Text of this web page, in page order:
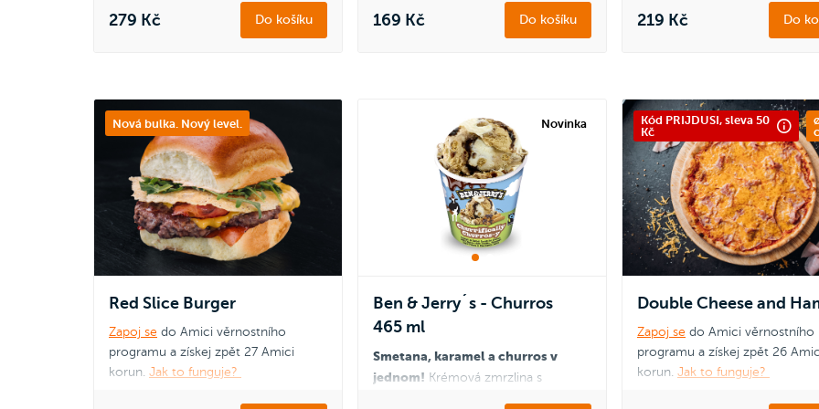
279 Kč Do košíku 169 Kč Do košíku
hranaté bulce.
219 Kč Do
Nová bulka. Nový level.
Red Slice Burger
Zapoj se do Amici věrnostního
programu a získej zpět 27 Amici
korun. Jak to funguje?
Novinka
Ben & Jerry´s - Churros
465 ml
Smetana, karamel a churros v
jednom! Krémová zmrzlina s
Kód PRIJDUSI, sleva 50
Kč
Double Cheese and
Zapoj se do Amici věrnostního
programu a získej zpět 26
korun. Jak to funguje?